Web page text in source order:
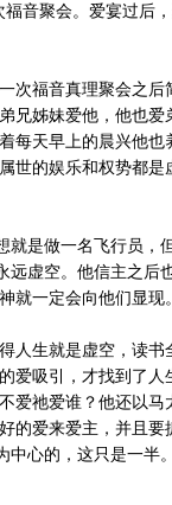
音聚会。爱宴过后
次福音真理聚会之后
兄姊妹爱他，他也爱
每天早上的晨兴他也
世的娱乐和权势都是
就是做一名飞行员，
远虚空。他信主之后
就一定会向他们显现。
人生就是虚空，读书
爱吸引，才找到了人
爱祂爱谁？他还以马
的爱来爱主，并且要
中心的，这只是一半